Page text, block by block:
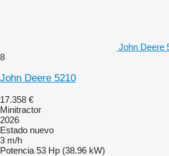
John Deere
8
John Deere 5210
17.358 €
Minitractor
2026
Estado nuevo
3 m/h
Potencia 53 Hp (38.96 kW)